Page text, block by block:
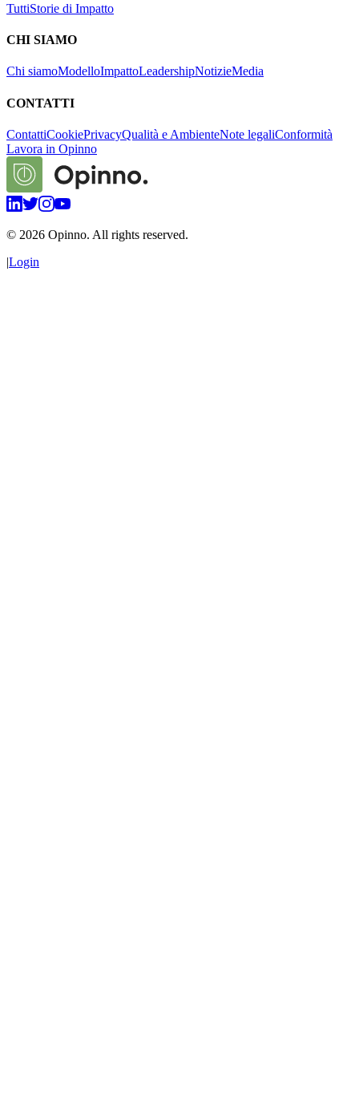
TuttiStorie di Impatto
CHI SIAMO
Chi siamoModelloImpattoLeadershipNotizieMedia
CONTATTI
ContattiCookiePrivacyQualità e AmbienteNote legaliConformità
Lavora in Opinno
© 2026 Opinno. All rights reserved.
|Login